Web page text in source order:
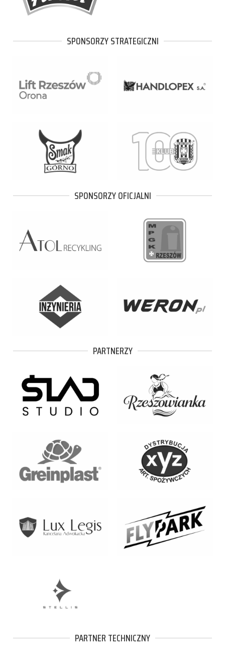
SPONSORZY STRATEGICZNI
SPONSORZY OFICJALNI
PARTNERZY
PARTNER TECHNICZNY